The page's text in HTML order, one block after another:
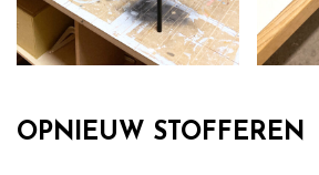
OPNIEUW STOFFEREN